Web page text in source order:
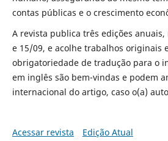
contas públicas e o crescimento
A revista publica três edições
e 15/09, e acolhe trabalhos originais
obrigatoriedade de tradução para o
em inglês são bem-vindas e podem
internacional do artigo, caso o(a)
Acessar revista Edição Atual